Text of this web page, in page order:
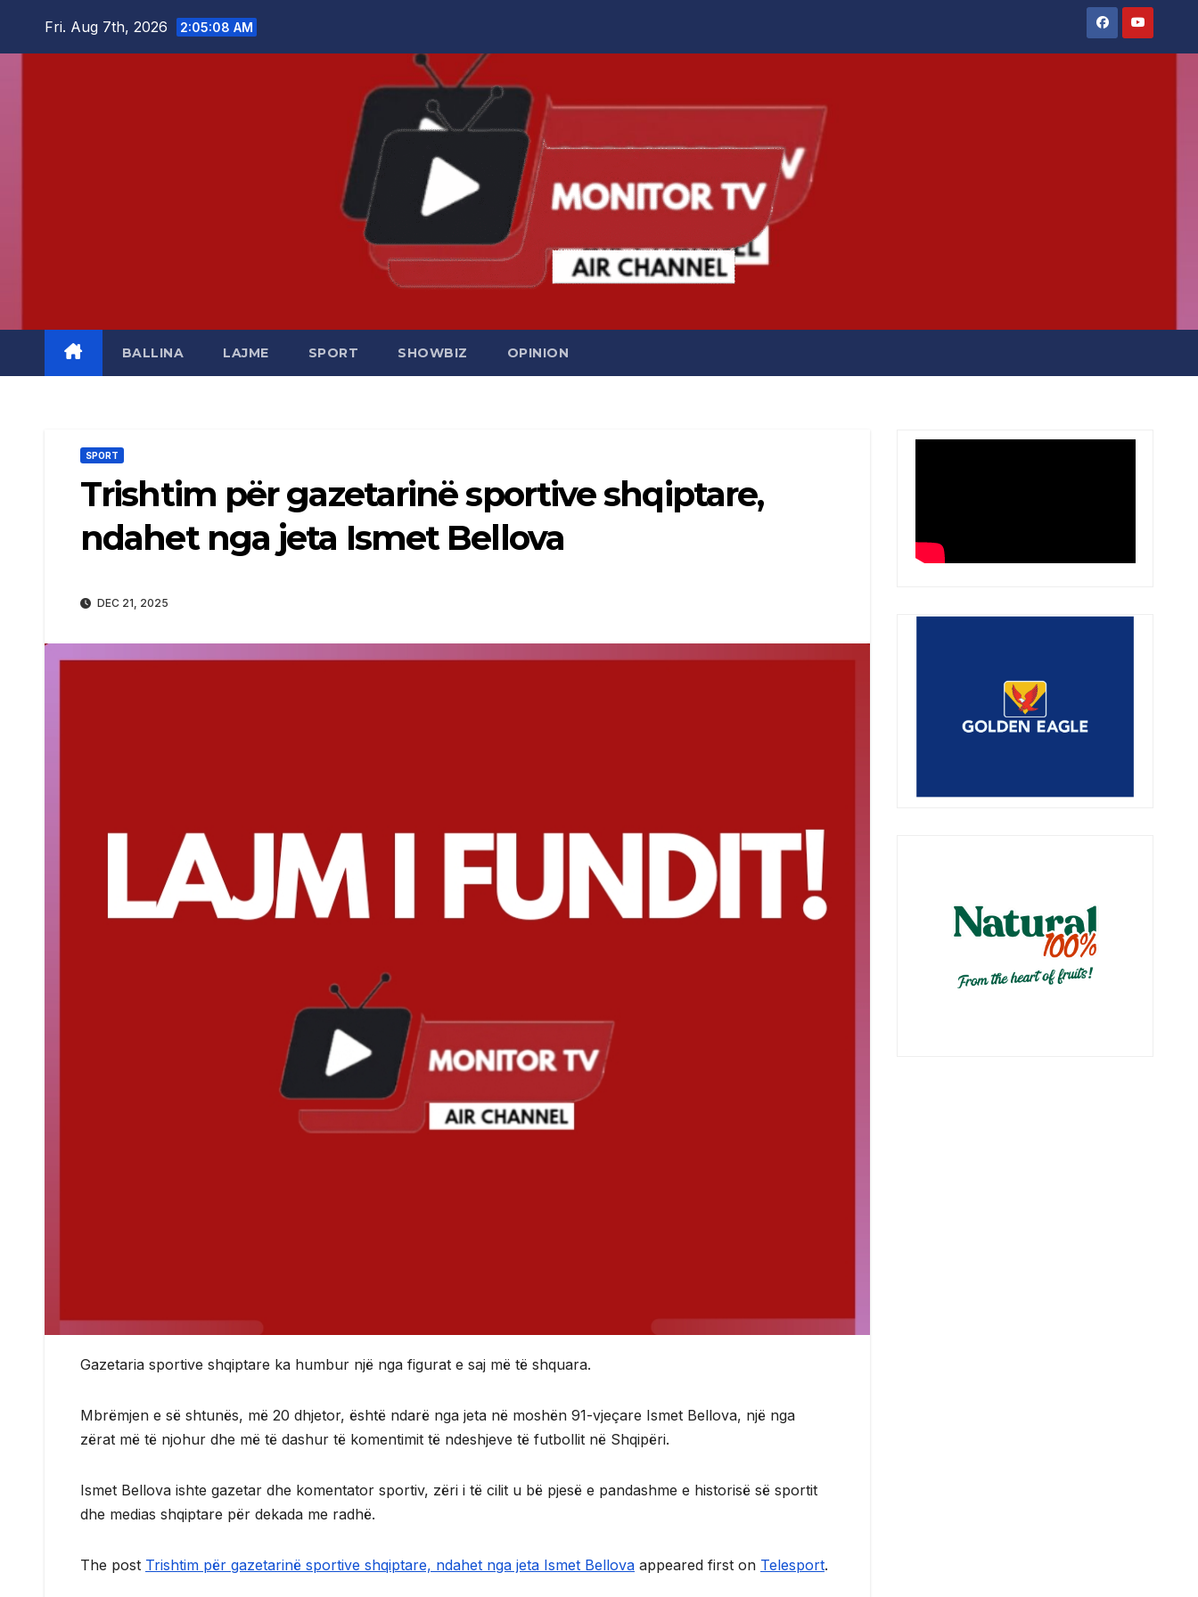
Fri. Aug 7th, 2026 2:05:08 AM
BALLINA LAJME SPORT SHOWBIZ OPINION
SPORT
Trishtim për gazetarinë sportive shqiptare,
ndahet nga jeta Ismet Bellova
DEC 21, 2025
Gazetaria sportive shqiptare ka humbur një nga figurat e saj më të shquara.
Mbrëmjen e së shtunës, më 20 dhjetor, është ndarë nga jeta në moshën 91-vjeçare Ismet Bellova, një nga
zërat më të njohur dhe më të dashur të komentimit të ndeshjeve të futbollit në Shqipëri.
Ismet Bellova ishte gazetar dhe komentator sportiv, zëri i të cilit u bë pjesë e pandashme e historisë së sportit
dhe medias shqiptare për dekada me radhë.
The post Trishtim për gazetarinë sportive shqiptare, ndahet nga jeta Ismet Bellova appeared first on Telesport.